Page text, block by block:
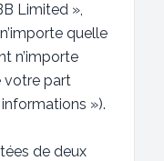
Limited »,
quelle
n’importe
votre part
»).
de deux